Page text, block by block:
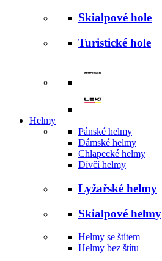
Skialpové hole
Turistické hole
Helmy
Pánské helmy
Dámské helmy
Chlapecké helmy
Dívčí helmy
Lyžařské helmy
Skialpové helmy
Helmy se štítem
Helmy bez štítu